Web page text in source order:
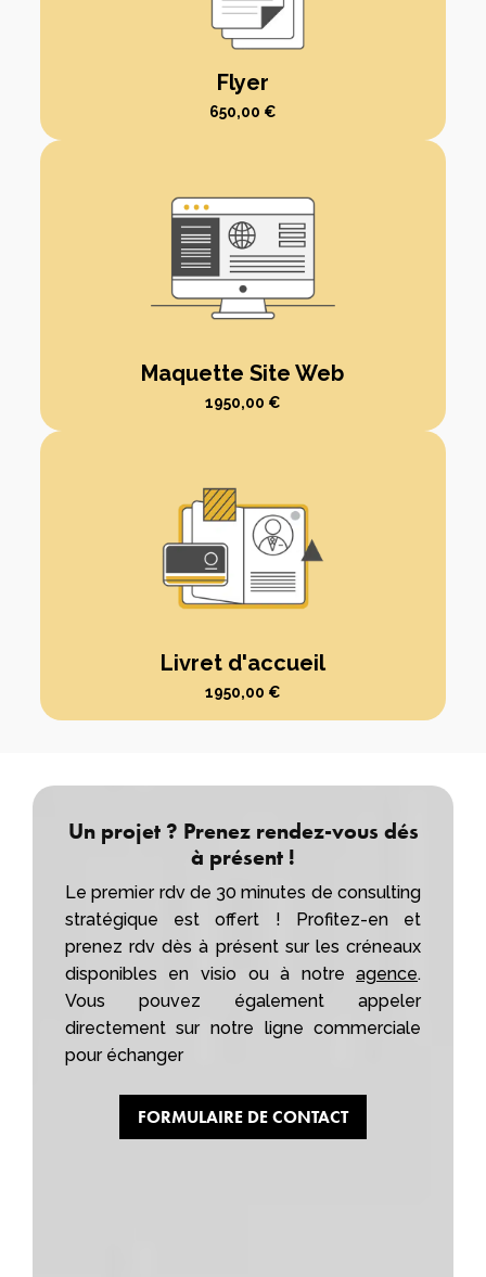
Flyer
650,00 €
Maquette Site Web
1950,00 €
Livret d'accueil
1950,00 €
Un projet ? Prenez rendez-vous dés
à présent !
Le premier rdv de 30 minutes de consulting
stratégique est offert ! Profitez-en et
prenez rdv dès à présent sur les créneaux
disponibles en visio ou à notreagence.
Vous pouvez également appeler
directement sur notre ligne commerciale
pour échanger
FORMULAIRE DE CONTACT